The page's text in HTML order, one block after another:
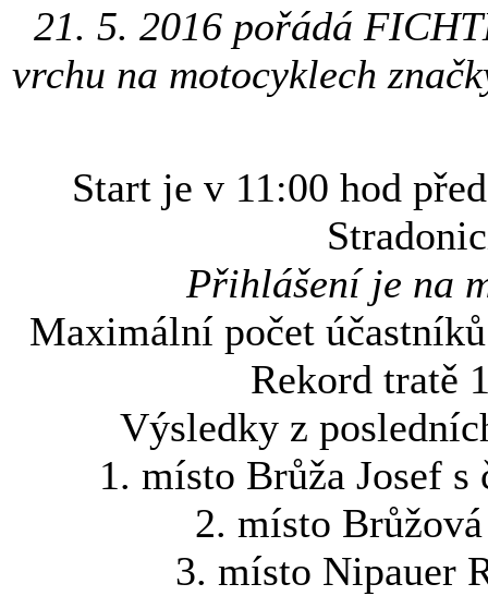
21. 5. 2016 pořádá
vrchu na motocyklech
Start je v 11:00 hod
Přihlášení je na
Maximální počet
Rekord tratě
Výsledky z
1. místo Brůža Josef
2. místo
3. místo Nipauer